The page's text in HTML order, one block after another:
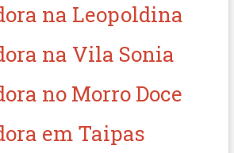
na Leopoldina
na Vila Sonia
no Morro Doce
em Taipas